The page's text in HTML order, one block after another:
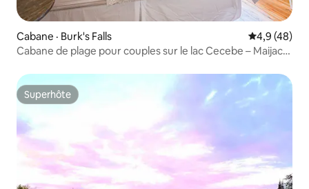
Cabane · Burk's Falls Note
4,9 (48)
Cabane de plage pour couples sur le lac Cecebe – Maijac
Superhôte
Superhôte